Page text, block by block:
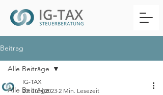
Beitrag
Alle Beiträge
Alle Beiträge
IG-TAX
20. Juni 2023 2 Min. Lesezeit